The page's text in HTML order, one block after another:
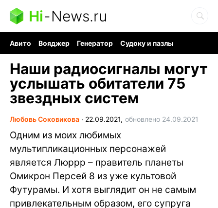
Hi-News.ru
Авито Вояджер Генератор
Судоку и пазлы
Наши радиосигналы могут
услышать обитатели 75
звездных систем
Любовь Соковикова ∙ 22.09.2021, обновлено 24.09.2021
Одним из моих любимых
мультипликационных персонажей
является Люррр – правитель планеты
Омикрон Персей 8 из уже культовой
Футурамы. И хотя выглядит он не самым
привлекательным образом, его супруга